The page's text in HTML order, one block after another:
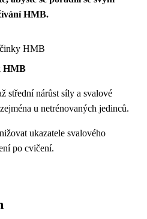
HMB.
HMB
HMB
střední nárůst síly a svalové
u netrénovaných jedinců.
ukazatele svalového
po cvičení.